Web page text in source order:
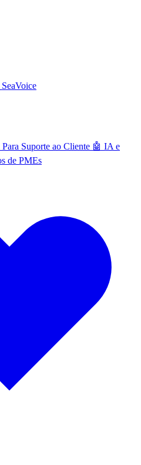
SeaVoice
Para Suporte ao Cliente 🤖 IA e
de PMEs